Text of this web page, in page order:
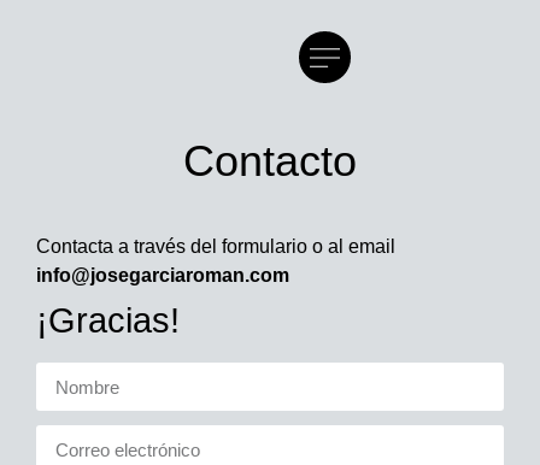
Contacto
Contacta a través del formulario o al email
info@josegarciaroman.com
¡Gracias!